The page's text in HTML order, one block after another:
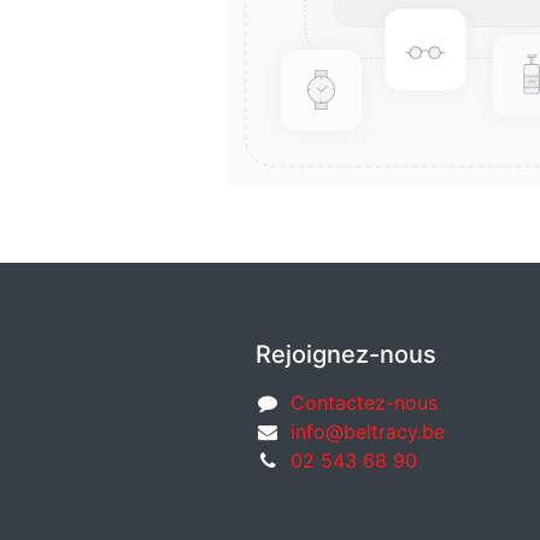
Rejoignez-nous
Contactez-nous
info@beltracy.be
02 543 68 90